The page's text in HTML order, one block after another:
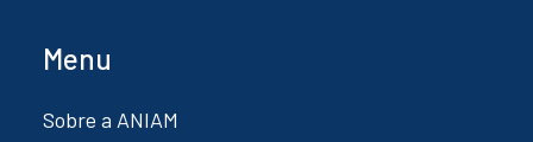
Menu
Sobre a ANIAM